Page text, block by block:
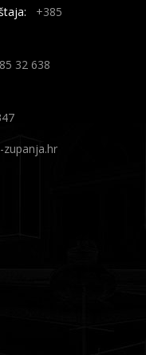
+385
32 638